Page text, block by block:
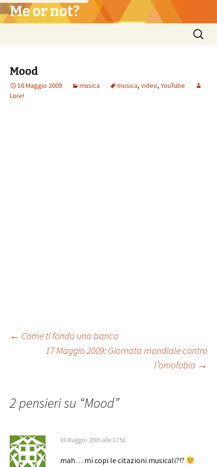
Vai
al Me or not?
Ricerca
per:
Mood
16 Maggio 2009 musica musica, video, YouTube
Lore!
Navigazione
← Come ti fondo una banca
17 Maggio 2009: Giornata mondiale contro
l’omofobia →
2 pensieri su “Mood”
18 Maggio 2009 alle 17:50
mah… mi copi le citazioni musicali?!?